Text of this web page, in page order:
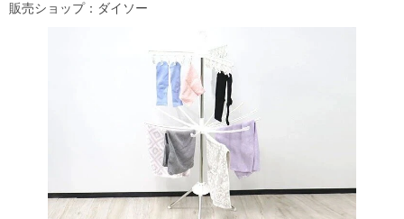
販売ショップ：ダイソー